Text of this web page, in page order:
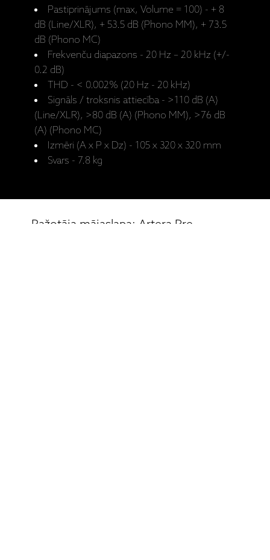
Pastiprinājums (max, Volume = 100) - + 8
dB (Line/XLR), + 53.5 dB (Phono MM), + 73.5
dB (Phono MC)
Frekvenču diapazons - 20 Hz – 20 kHz (+/-
0.2 dB)
THD - < 0.002% (20 Hz - 20 kHz)
Signāls / troksnis attiecība - >110 dB (A)
(Line/XLR), >80 dB (A) (Phono MM), >76 dB
(A) (Phono MC)
Izmēri (A x P x Dz) - 105 x 320 x 320 mm
Svars - 7.8 kg
Ražotāja mājaslapa: Artera Pre